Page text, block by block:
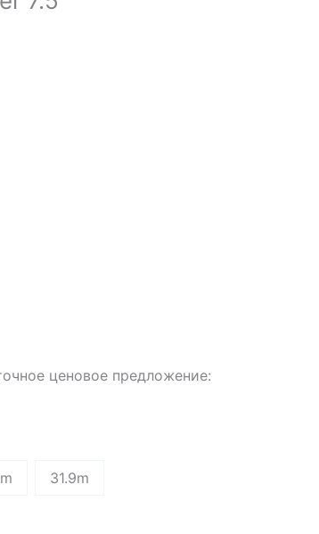
ценовое предложение:
31.9m